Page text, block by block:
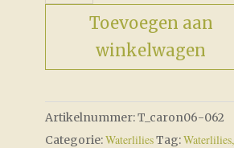
aantal
Toevoegen aan
winkelwagen
Artikelnummer:T_caron06-062
Categorie:WaterliliesTag:Waterlilies,